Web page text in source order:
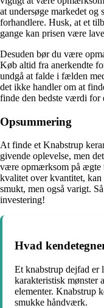
at undersøge markedet og
forhandlere. Husk, at et
gange kan prisen være
Desuden bør du være
Køb altid fra anerkendte
undgå at falde i fælden
det ikke handler om at
finde den bedste værdi for
Opsummering
At finde et Knabstrup
givende oplevelse, men
være opmærksom på ægte
kvalitet over kvantitet,
smukt, men også varigt.
investering!
Hvad
Et knabstrup dejfad er
karakteristisk mønster
elementer. Knabstrup
smukke håndværk.